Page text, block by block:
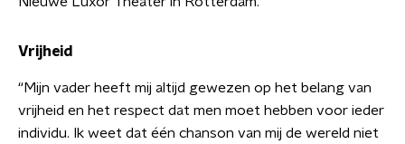
Vrijheid
“Mijn vader heeft mij altijd gewezen op het belang van
vrijheid en het respect dat men moet hebben voor ieder
individu. Ik weet dat één chanson van mij de wereld niet